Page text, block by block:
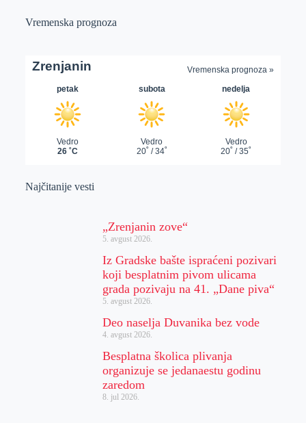
Vremenska prognoza
Najčitanije vesti
„Zrenjanin zove“
5. avgust 2026.
Iz Gradske bašte ispraćeni pozivari
koji besplatnim pivom ulicama
grada pozivaju na 41. „Dane piva“
5. avgust 2026.
Deo naselja Duvanika bez vode
4. avgust 2026.
Besplatna školica plivanja
organizuje se jedanaestu godinu
zaredom
8. jul 2026.